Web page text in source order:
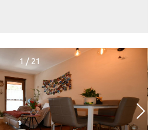
1/ 21